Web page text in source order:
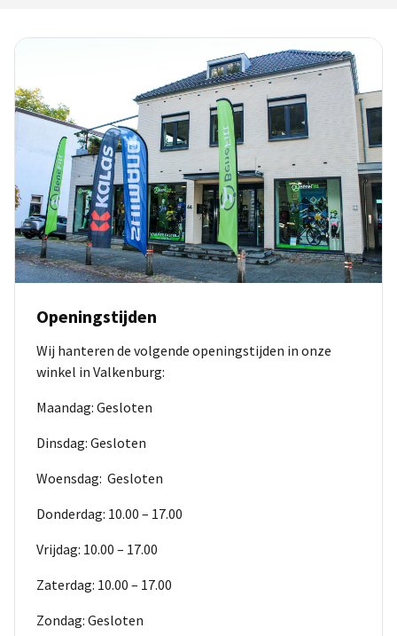
Openingstijden
Wij hanteren de volgende openingstijden in onze
winkel in Valkenburg:
Maandag: Gesloten
Dinsdag: Gesloten
Woensdag: Gesloten
Donderdag: 10.00 – 17.00
Vrijdag: 10.00 – 17.00
Zaterdag: 10.00 – 17.00
Zondag: Gesloten